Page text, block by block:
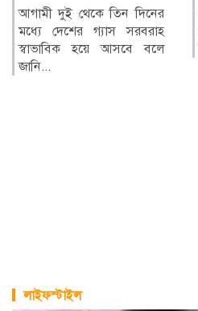
গ্যাস সংকট, দীর্ঘস্থায়ী
লোডশেডিং, বিদ্যুতের মূল্যবৃদ্ধি,
ভুতুড়ে বিল আদায় এবং...
লাইফস্টাইল